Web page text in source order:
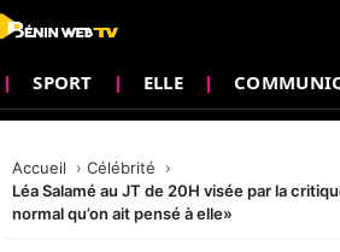
SPORT ELLE
Accueil
Célébrité
Léa Salamé au JT de 20H visée par la
normal qu’on ait pensé à elle»